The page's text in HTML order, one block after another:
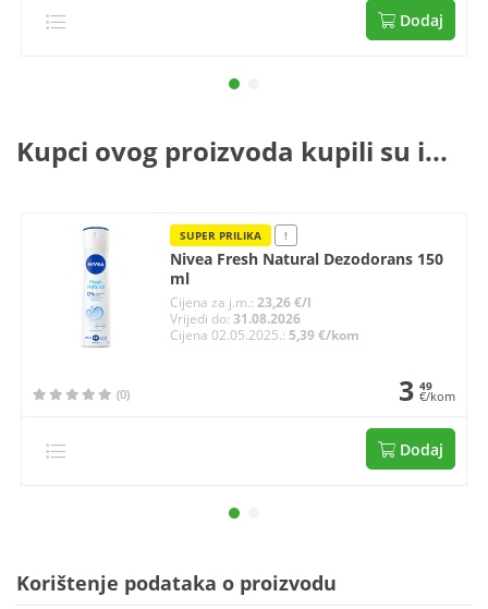
Dodaj
Kupci ovog proizvoda kupili su i...
SUPER PRILIKA !
Nivea Fresh Natural Dezodorans 150
ml
Cijena za j.m.: 23,26 €/l
Vrijedi do: 31.08.2026
Cijena 02.05.2025.: 5,39 €/kom
(0) 3 49
€/kom
Dodaj
Korištenje podataka o proizvodu